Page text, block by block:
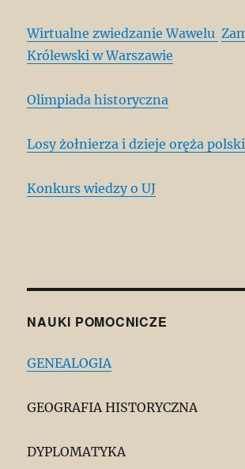
Wirtualne zwiedzanie Wawelu
Królewski w Warszawie
Olimpiada historyczna
Losy żołnierza i dzieje oręża
Konkurs wiedzy o UJ
NAUKI POMOCNICZE
GENEALOGIA
GEOGRAFIA HISTORYCZNA
DYPLOMATYKA